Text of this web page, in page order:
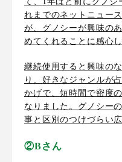
れまでのネットニュー
が、グノシーが興味の
めてくれることに感心し
継続使用すると興味の
り 、好きなジャンルが
かげで、短時間で密度
なりました。グノシー
事と区別のつけづらい
②Bさん